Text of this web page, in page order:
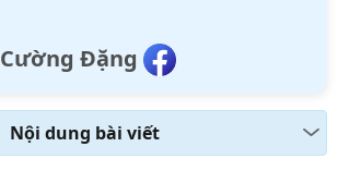
Cường Đặng
Nội dung bài viết